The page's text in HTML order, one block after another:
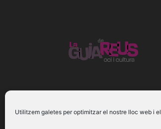
Utilitzem galetes per optimitzar el nostre lloc web i